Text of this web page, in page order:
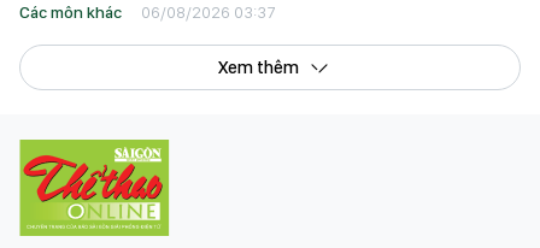
Các môn khác 06/08/2026 03:37
Xem thêm